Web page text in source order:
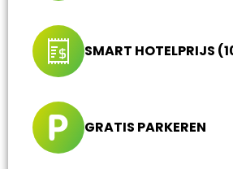
SMART HOTELPRIJS
GRATIS PARKEREN